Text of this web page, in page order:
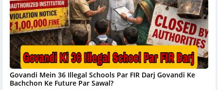
Govandi Mein 36 Illegal Schools Par FIR Darj Govandi Ke
Bachchon Ke Future Par Sawal?